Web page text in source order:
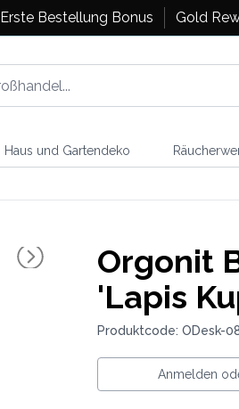
Erste Bestellung Bonus Gold
Haus und Gartendeko
Orgonit
'Lapis
Produktcode: ODesk-
Anmelden